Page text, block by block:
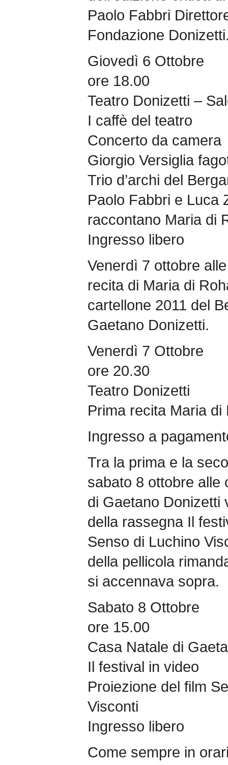
Paolo Fabbri
Fondazione
Giovedì 6 Ottobre
ore 18.00
Teatro Donizetti –
I caffè del teatro
Concerto da camera
Giorgio Versiglia
Trio d’archi del
Paolo Fabbri e Luca
raccontano Maria di
Ingresso libero
Venerdì 7 ottobre
recita di Maria di
cartellone 2011 del
Gaetano Donizetti.
Venerdì 7 Ottobre
ore 20.30
Teatro Donizetti
Prima recita Maria di
Ingresso a
Tra la prima e la
sabato 8 ottobre alle
di Gaetano Donizetti
della rassegna Il
Senso di Luchino
della pellicola
si accennava sopra.
Sabato 8 Ottobre
ore 15.00
Casa Natale di
Il festival in video
Proiezione del film
Visconti
Ingresso libero
Come sempre in